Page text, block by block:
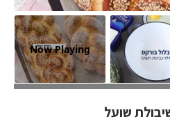
ללא אפייה וללא סוכר
Now Playing
שועל